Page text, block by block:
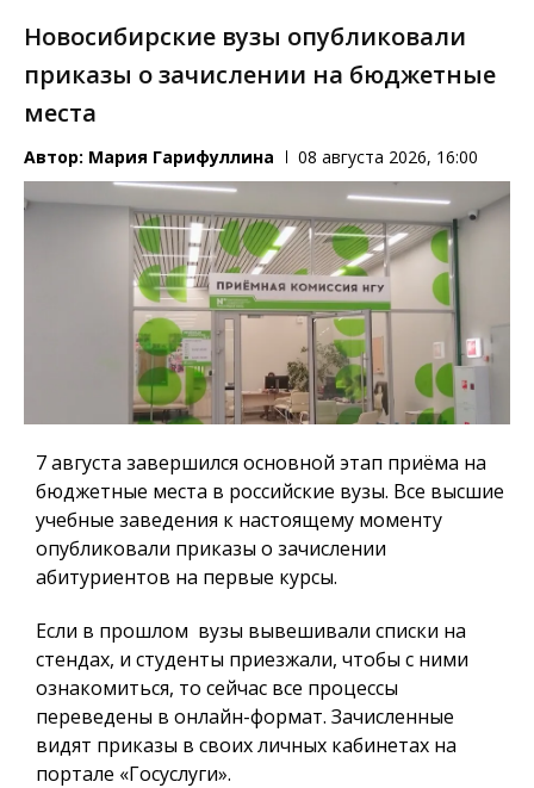
Новосибирские вузы опубликовали
приказы о зачислении на бюджетные
места
Автор: Мария Гарифуллина 08 августа 2026, 16:00
7 августа завершился основной этап приёма на
бюджетные места в российские вузы. Все высшие
учебные заведения к настоящему моменту
опубликовали приказы о зачислении
абитуриентов на первые курсы.
Если в прошлом вузы вывешивали списки на
стендах, и студенты приезжали, чтобы с ними
ознакомиться, то сейчас все процессы
переведены в онлайн-формат. Зачисленные
видят приказы в своих личных кабинетах на
портале «Госуслуги».